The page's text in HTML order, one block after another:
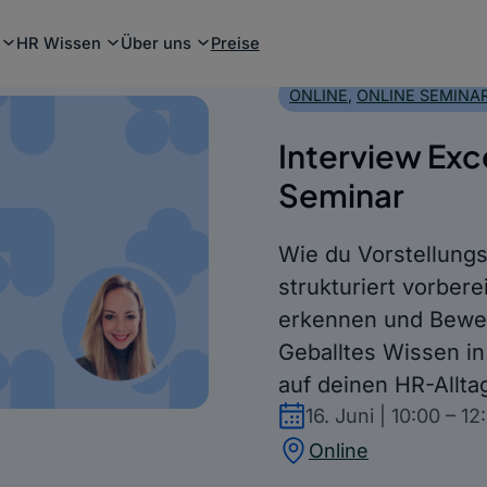
HR Wissen Über uns Preise
ONLINE, ONLINE
Interview
Seminar
Wie du
strukturiert
erkennen und
Geballtes Wissen
auf deinen HR-
16. Juni 10:00 –
Online